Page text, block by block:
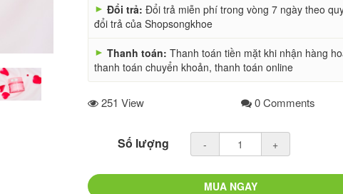
► Đổi trả:Đổi trả miễn phí trong vòng 7 ngày theo
đổi trả của Shopsongkhoe
► Thanh toán:Thanh toán tiền mặt khi nhận hàng
thanh toán chuyển khoản, thanh toán online
251 View 0 Comments
Số lượng - +
MUA NGAY